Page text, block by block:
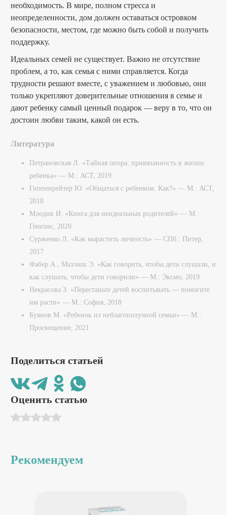
необходимость. В мире, полном стресса и
неопределенности, дом должен оставаться островком
безопасности, местом, где можно быть собой и получить
поддержку.
Идеальных семей не существует. Важно не отсутствие
проблем, а то, как семья с ними справляется. Когда
трудности решают вместе, с уважением и любовью, они
только укрепляют доверительные отношения в семье и
дают ребенку самый ценный подарок — веру в то, что он
достоин любви таким, какой он есть.
Литература
Петрановская Л. «Тайная опора: привязанность в жизни
ребенка» — М.: АСТ, 2019
Гиппенрейтер Ю. «Общаться с ребенком. Как?» — М.: АСТ,
2018
Млодик И. «Книга для неидеальных родителей» — М.:
Генезис, 2020
Сурженко Л. «Как вырастить личность» — СПб.: Питер,
2017
Фабер А., Мазлиш Э. «Как говорить, чтобы дети слушали, и
как слушать, чтобы дети говорили» — М.: Эксмо, 2019
Некрасова З. «Перестаньте детей воспитывать — помогите
им расти» — М.: София, 2018
Буянов М. «Ребенок из неблагополучной семьи» — М.:
Просвещение, 2021
Поделиться статьей
Оценить статью
Рекомендуем